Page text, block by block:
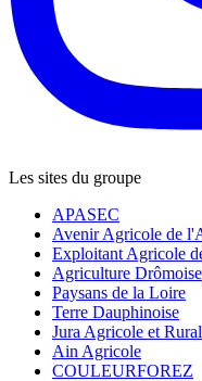
Les sites du groupe
APASEC
Avenir Agricole de
Exploitant Agricole
Agriculture Drômoise
Paysans de la Loire
Terre Dauphinoise
Jura Agricole et Rural
Ain Agricole
COULEURFOREZ